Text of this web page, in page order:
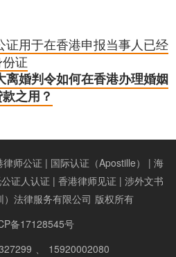
证用于在香港申报当事人已经
证
离婚判令如何在香港办理婚姻
之用？
律师公证 | 国际认证（Apostille） | 海
证人认证 | 香港律师见证 | 涉外文书
法律服务有限公司 版权所有
备17128545号
、 15920002080